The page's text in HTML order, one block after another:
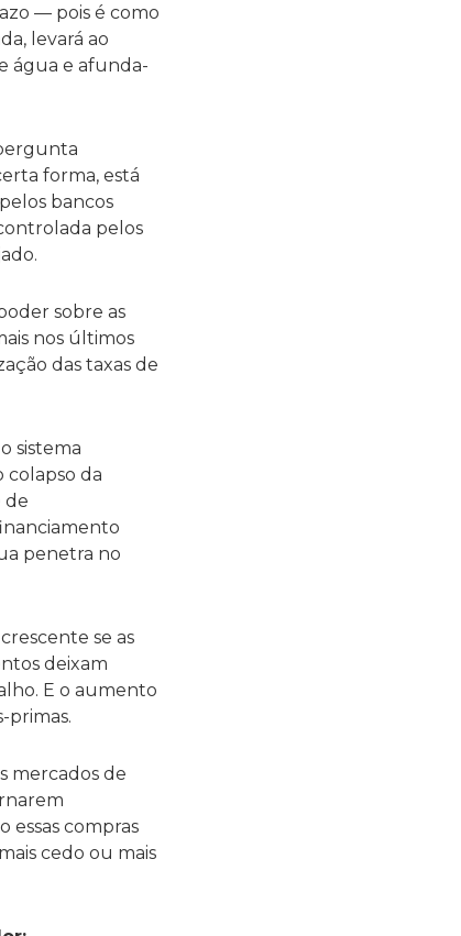
— pois é como
levará ao
água e afunda-
forma, está
bancos
pelos
sobre as
nos últimos
das taxas de
sistema
da
de
penetra no
se as
deixam
E o aumento
primas.
mercados de
compras
cedo ou mais